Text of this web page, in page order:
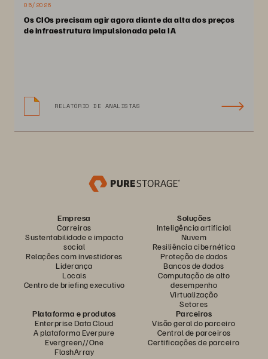
05/2026
Os CIOs precisam agir agora diante da alta dos preços
de infraestrutura impulsionada pela IA
RELATÓRIO DE ANALISTAS
Empresa
Carreiras
Sustentabilidade e impacto
social
Relações com investidores
Liderança
Locais
Centro de briefing executivo
Soluções
Inteligência artificial
Nuvem
Resiliência cibernética
Proteção de dados
Bancos de dados
Computação de alto
desempenho
Virtualização
Setores
Plataforma e produtos
Enterprise Data Cloud
A plataforma Everpure
Evergreen//One
FlashArray
Parceiros
Visão geral do parceiro
Central de parceiros
Certificações de parceiro